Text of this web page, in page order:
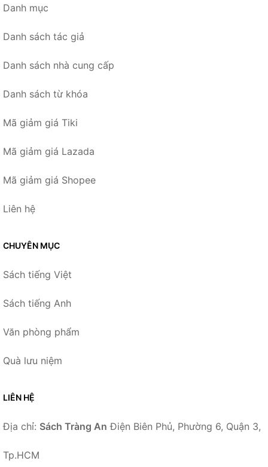
Danh mục
Danh sách tác giả
Danh sách nhà cung cấp
Danh sách từ khóa
Mã giảm giá Tiki
Mã giảm giá Lazada
Mã giảm giá Shopee
Liên hệ
CHUYÊN MỤC
Sách tiếng Việt
Sách tiếng Anh
Văn phòng phẩm
Quà lưu niệm
LIÊN HỆ
Địa chỉ: Sách Tràng An Điện Biên Phủ, Phường 6, Quận 3,
Tp.HCM